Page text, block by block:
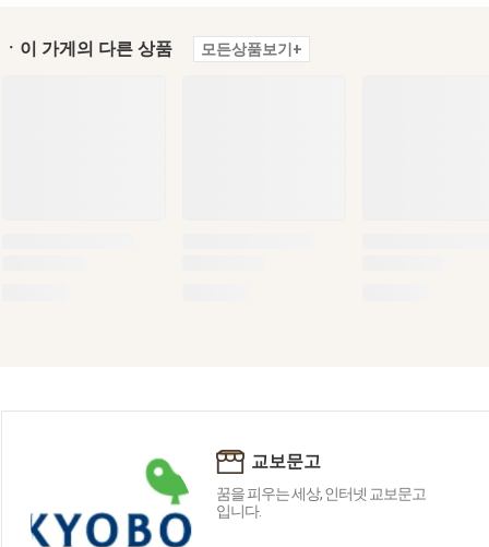
ㆍ이 가게의 다른 상품 모든상품보기+
교보문고
꿈을 피우는 세상, 인터넷 교보문고
입니다.